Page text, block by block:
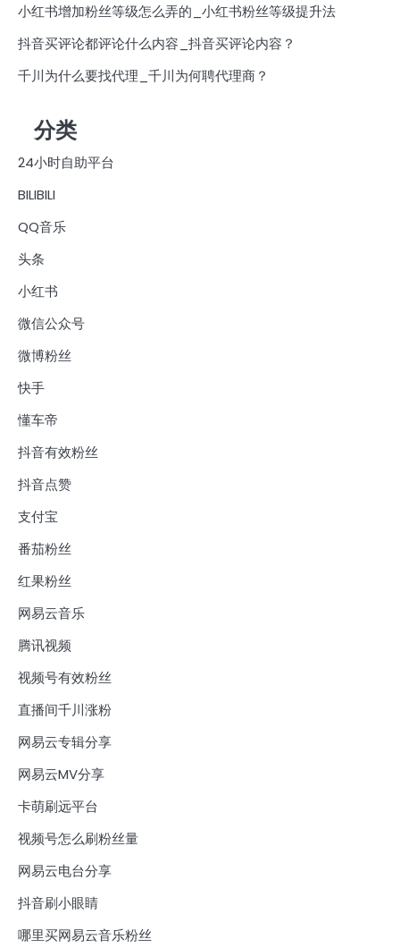
小红书增加粉丝等级怎么弄的_小红书粉丝等级提升法
抖音买评论都评论什么内容_抖音买评论内容？
千川为什么要找代理_千川为何聘代理商？
分类
24小时自助平台
BILIBILI
QQ音乐
头条
小红书
微信公众号
微博粉丝
快手
懂车帝
抖音有效粉丝
抖音点赞
支付宝
番茄粉丝
红果粉丝
网易云音乐
腾讯视频
视频号有效粉丝
直播间千川涨粉
网易云专辑分享
网易云MV分享
卡萌刷远平台
视频号怎么刷粉丝量
网易云电台分享
抖音刷小眼睛
哪里买网易云音乐粉丝